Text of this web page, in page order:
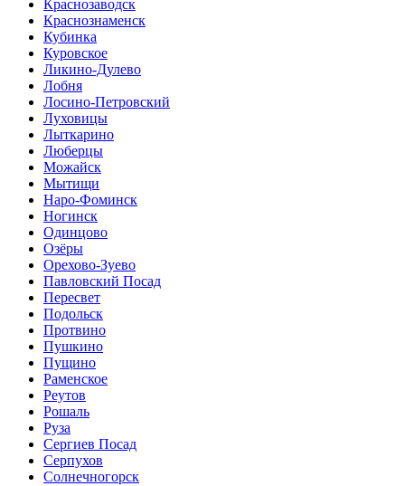
Краснозаводск
Краснознаменск
Кубинка
Куровское
Ликино-Дулево
Лобня
Лосино-Петровский
Луховицы
Лыткарино
Люберцы
Можайск
Мытищи
Наро-Фоминск
Ногинск
Одинцово
Озёры
Орехово-Зуево
Павловский Посад
Пересвет
Подольск
Протвино
Пушкино
Пущино
Раменское
Реутов
Рошаль
Руза
Сергиев Посад
Серпухов
Солнечногорск